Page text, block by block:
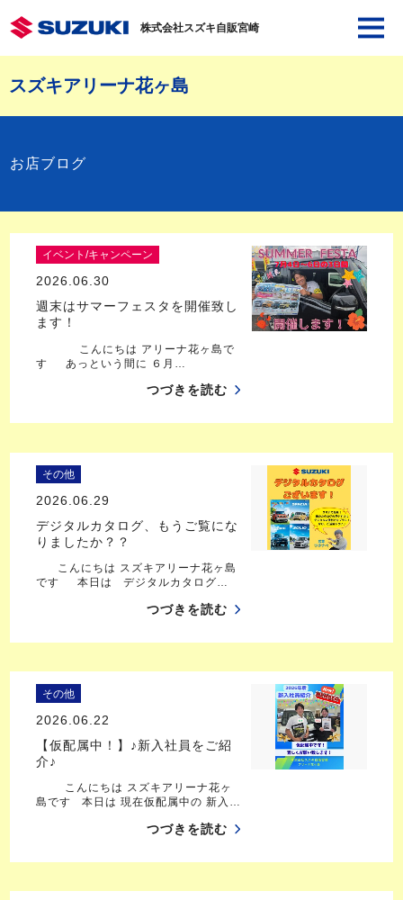
株式会社スズキ自販宮崎
スズキアリーナ花ヶ島
お店ブログ
イベント/キャンペーン
2026.06.30
週末はサマーフェスタを開催致し
ます！
こんにちは アリーナ花ヶ島で
す あっという間に ６月…
つづきを読む
その他
2026.06.29
デジタルカタログ、もうご覧にな
りましたか？？
こんにちは スズキアリーナ花ヶ島
です 本日は デジタルカタログ…
つづきを読む
その他
2026.06.22
【仮配属中！】♪新入社員をご紹
介♪
こんにちは スズキアリーナ花ヶ
島です 本日は 現在仮配属中の 新入…
つづきを読む